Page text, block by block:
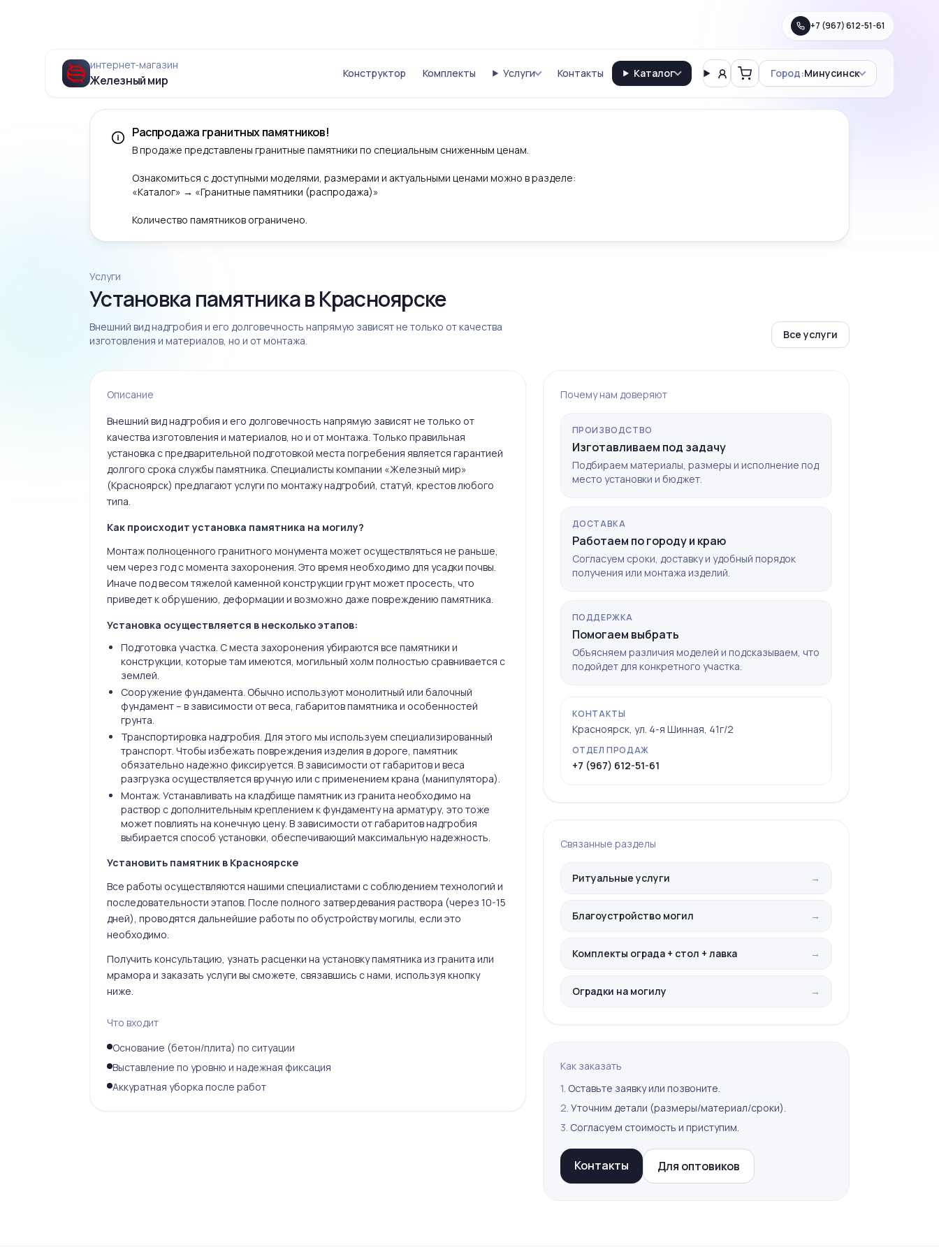
+7 (967) 612-51-61
интернет‑магазин
Железный мир Конструктор Комплекты Услуги Контакты Каталог ВходКорзинаГород:Минусинск
Распродажа гранитных памятников!
В продаже представлены гранитные памятники по специальным сниженным ценам.
Ознакомиться с доступными моделями, размерами и актуальными ценами можно в разделе:
«Каталог» → «Гранитные памятники (распродажа)»
Количество памятников ограничено.
Услуги
Установка памятника в Красноярске
Внешний вид надгробия и его долговечность напрямую зависят не только от качества
изготовления и материалов, но и от монтажа.
Все услуги
Описание
Внешний вид надгробия и его долговечность напрямую зависят не только от
качества изготовления и материалов, но и от монтажа. Только правильная
установка с предварительной подготовкой места погребения является гарантией
долгого срока службы памятника. Специалисты компании «Железный мир»
(Красноярск) предлагают услуги по монтажу надгробий, статуй, крестов любого
типа.
Как происходит установка памятника на могилу?
Монтаж полноценного гранитного монумента может осуществляться не раньше,
чем через год с момента захоронения. Это время необходимо для усадки почвы.
Иначе под весом тяжелой каменной конструкции грунт может просесть, что
приведет к обрушению, деформации и возможно даже повреждению памятника.
Установка осуществляется в несколько этапов:
Подготовка участка. С места захоронения убираются все памятники и
конструкции, которые там имеются, могильный холм полностью сравнивается с
землей.
Сооружение фундамента. Обычно используют монолитный или балочный
фундамент – в зависимости от веса, габаритов памятника и особенностей
грунта.
Транспортировка надгробия. Для этого мы используем специализированный
транспорт. Чтобы избежать повреждения изделия в дороге, памятник
обязательно надежно фиксируется. В зависимости от габаритов и веса
разгрузка осуществляется вручную или с применением крана (манипулятора).
Монтаж. Устанавливать на кладбище памятник из гранита необходимо на
раствор с дополнительным креплением к фундаменту на арматуру, это тоже
может повлиять на конечную цену. В зависимости от габаритов надгробия
выбирается способ установки, обеспечивающий максимальную надежность.
Установить памятник в Красноярске
Все работы осуществляются нашими специалистами с соблюдением технологий и
последовательности этапов. После полного затвердевания раствора (через 10-15
дней), проводятся дальнейшие работы по обустройству могилы, если это
необходимо.
Получить консультацию, узнать расценки на установку памятника из гранита или
мрамора и заказать услуги вы сможете, связавшись с нами, используя кнопку
ниже.
Что входит
Основание (бетон/плита) по ситуации
Выставление по уровню и надежная фиксация
Аккуратная уборка после работ
Почему нам доверяют
ПРОИЗВОДСТВО
Изготавливаем под задачу
Подбираем материалы, размеры и исполнение под
место установки и бюджет.
ДОСТАВКА
Работаем по городу и краю
Согласуем сроки, доставку и удобный порядок
получения или монтажа изделий.
ПОДДЕРЖКА
Помогаем выбрать
Объясняем различия моделей и подсказываем, что
подойдет для конкретного участка.
КОНТАКТЫ
Красноярск, ул. 4-я Шинная, 41г/2
ОТДЕЛ ПРОДАЖ
+7 (967) 612-51-61
Связанные разделы
Ритуальные услуги →
Благоустройство могил →
Комплекты ограда + стол + лавка →
Оградки на могилу →
Как заказать
1. Оставьте заявку или позвоните.
2. Уточним детали (размеры/материал/сроки).
3. Согласуем стоимость и приступим.
Контакты Для оптовиков